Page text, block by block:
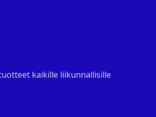
kaikille liikunnallisille